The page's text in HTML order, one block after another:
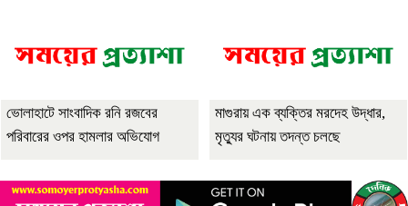
ভোলাহাটে সাংবাদিক রনি রজবের
পরিবারের ওপর হামলার অভিযোগ
মাগুরায় এক ব্যক্তির মরদেহ উদ্ধার,
মৃত্যুর ঘটনায় তদন্ত চলছে